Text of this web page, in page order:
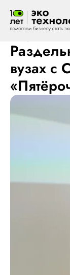
вузах с